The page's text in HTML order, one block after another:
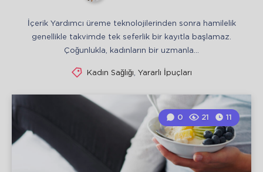
İçerik Yardımcı üreme teknolojilerinden sonra hamilelik
genellikle takvimde tek seferlik bir kayıtla başlamaz.
Çoğunlukla, kadınların bir uzmanla…
Kadın Sağlığı Yararlı İpuçları
0 21 11